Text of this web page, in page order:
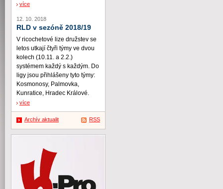
více
12. 10. 2018
RLD v sezóně 2018/19
V ricochetové lize družstev se
letos utkají čtyři týmy ve dvou
kolech (10.11. a 2.2.)
systémem každý s každým. Do
ligy jsou přihlášeny tyto týmy:
Kosmonosy, Palmovka,
Kunratice, Hradec Králové.
více
Archív aktualit RSS